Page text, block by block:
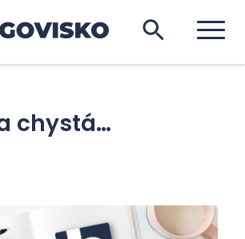
chystá…